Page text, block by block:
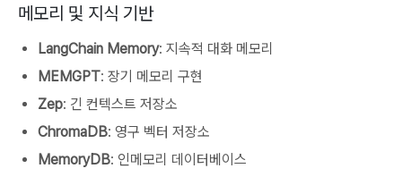
메모리 및 지식 기반
LangChain Memory: 지속적 대화 메모리
MEMGPT: 장기 메모리 구현
Zep: 긴 컨텍스트 저장소
ChromaDB: 영구 벡터 저장소
MemoryDB: 인메모리 데이터베이스